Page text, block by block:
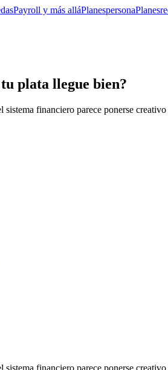
Payroll y más alláPlanespersonaPlanes
plata llegue bien?
financiero parece ponerse
financiero parece ponerse